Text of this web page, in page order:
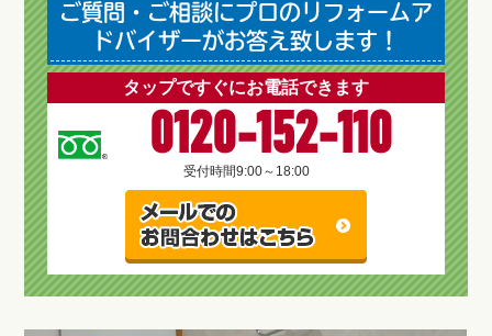
ご質問・ご相談にプロのリフォームア
ドバイザーがお答え致します！
タップですぐにお電話できます
0120-152-110
受付時間9:00～18:00